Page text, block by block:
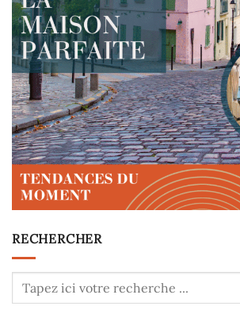
RECHERCHER